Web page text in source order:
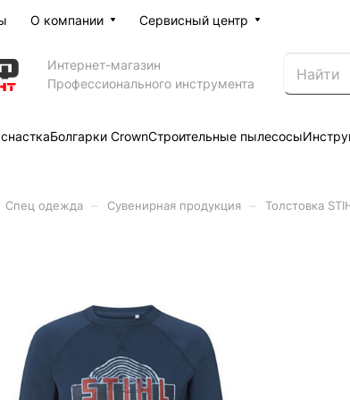
О компании Сервисный центр
Интернет-магазин
Профессионального инструмента
Болгарки CrownСтроительные пылесосы
Спец одежда Сувенирная продукция Толстовка